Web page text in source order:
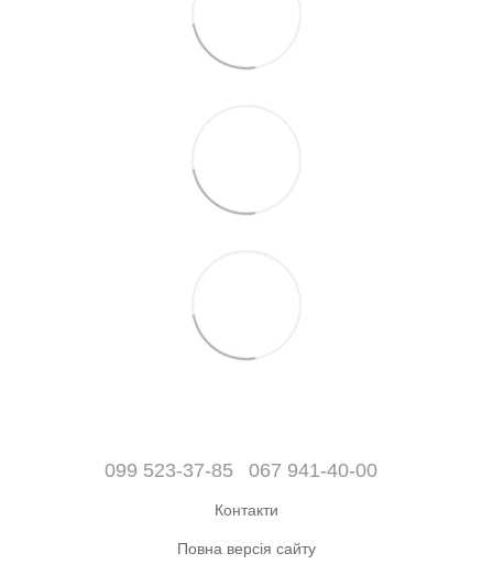
099 523-37-85 067 941-40-00
Контакти
Повна версія сайту